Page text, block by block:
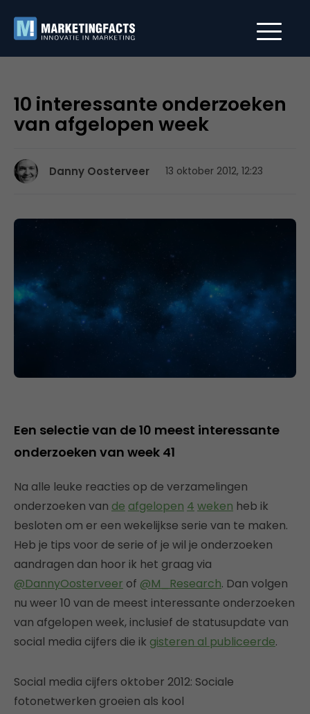
10 interessante onderzoeken
van afgelopen week
Danny Oosterveer 13 oktober 2012, 12:23
Een selectie van de 10 meest interessante
onderzoeken van week 41
Na alle leuke reacties op de verzamelingen
onderzoeken van de afgelopen 4 weken heb ik
besloten om er een wekelijkse serie van te maken.
Heb je tips voor de serie of je wil je onderzoeken
aandragen dan hoor ik het graag via
@DannyOosterveer of @M_Research. Dan volgen
nu weer 10 van de meest interessante onderzoeken
van afgelopen week, inclusief de statusupdate van
social media cijfers die ik gisteren al publiceerde.
Social media cijfers oktober 2012: Sociale
fotonetwerken groeien als kool